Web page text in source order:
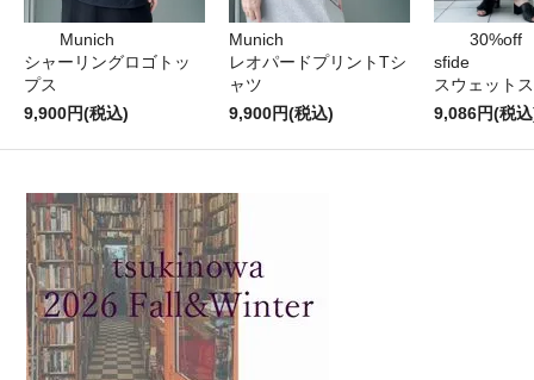
Munich
シャーリングロゴトッ
プス
9,900円(税込)
Munich
レオパードプリントTシ
ャツ
9,900円(税込)
30%off
sfide
スウェット
9,086円(税